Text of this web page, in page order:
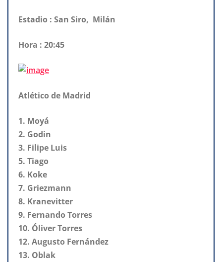
Estadio : San Siro, Milán
Hora : 20:45
Atlético de Madrid
1. Moyá
2. Godin
3. Filipe Luis
5. Tiago
6. Koke
7. Griezmann
8. Kranevitter
9. Fernando Torres
10. Óliver Torres
12. Augusto Fernández
13. Oblak